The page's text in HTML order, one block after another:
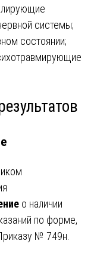
системы;
состоянии;
о наличии
по форме,
№ 749н.